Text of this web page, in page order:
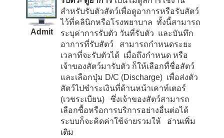
Admit
สำหรับรับตัวสัตว์เพื่อดูอาการหรือรับสัตว์
ไว้ที่คลินิกหรือโรงพยาบาล ทั้งนี้สามารถ
ระบุค่าการรับตัว วันที่รับตัว และบันทึก
อาการที่รับสัตว์ สามารถกำหนดระยะ
เวลาที่จะรับตัวได้ เมื่อถึงกำหนด หรือ
เจ้าของสัตว์มารับตัว ก็ให้เลือกทื่ชื่อสัตว์
และเลือกปุ่ม D/C (Discharge) เพื่อส่งตัว
สัตว์ไปชำระเงินที่ด้านหน้าเคาท์เตอร์
(เวชระเบียน) ซึ่งเจ้าของสัตว์สามารถ
เลือกซื้อหรือการบริการอย่างอื่นต่อได้
ระบบก็จะคิดค่าใช้จ่ายรวมให้ อ่านเพิ่ม
เติม